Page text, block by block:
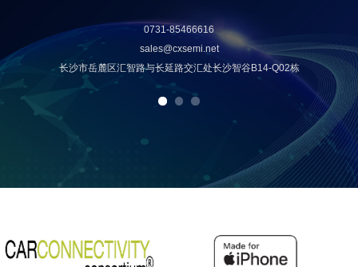
0731-85466616
sales@cxsemi.net
长沙市岳麓区汇智路与长延路交汇处长沙智谷B14-Q02栋